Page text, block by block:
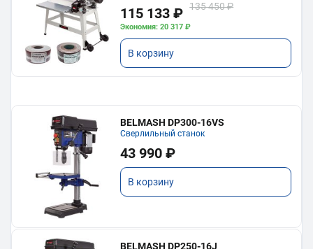
115 133 ₽ 135 450 ₽
Экономия: 20 317 ₽
В корзину
BELMASH DP300-16VS
Сверлильный станок
43 990 ₽
В корзину
BELMASH DP250-16J